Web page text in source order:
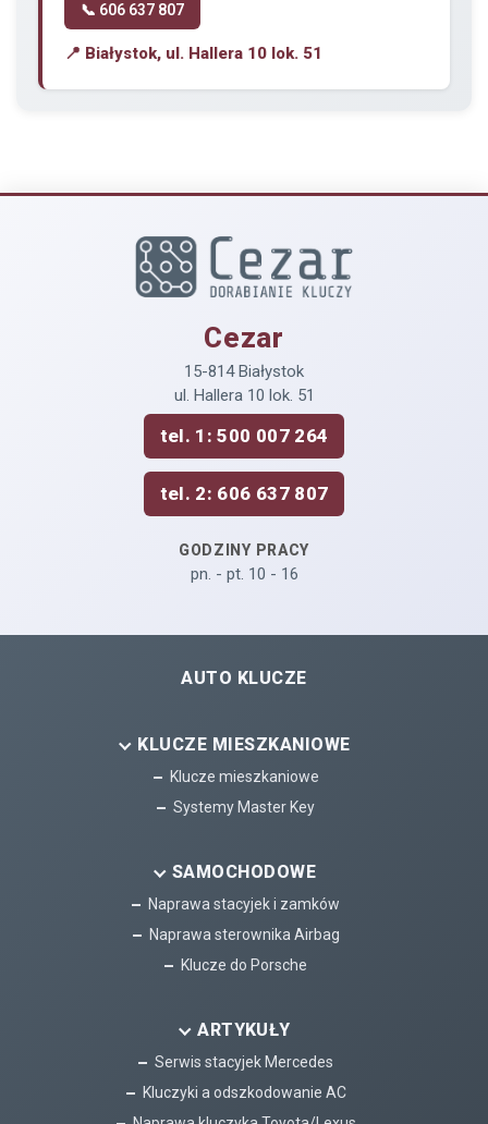
📞 606 637 807
📍 Białystok, ul. Hallera 10 lok. 51
Cezar
15-814 Białystok
ul. Hallera 10 lok. 51
tel. 1: 500 007 264
tel. 2: 606 637 807
GODZINY PRACY
pn. - pt. 10 - 16
AUTO KLUCZE
KLUCZE MIESZKANIOWE
Klucze mieszkaniowe
Systemy Master Key
SAMOCHODOWE
Naprawa stacyjek i zamków
Naprawa sterownika Airbag
Klucze do Porsche
ARTYKUŁY
Serwis stacyjek Mercedes
Kluczyki a odszkodowanie AC